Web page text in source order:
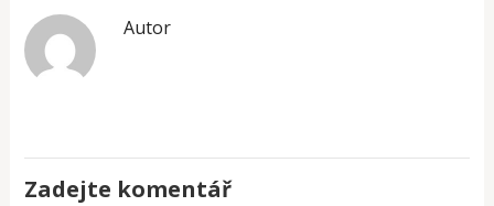
Autor
Zadejte komentář